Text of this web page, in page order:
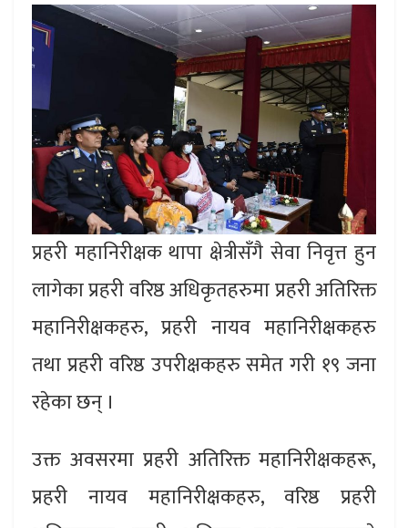
प्रहरी महानिरीक्षक थापा क्षेत्रीसँगै सेवा निवृत्त हुन
लागेका प्रहरी वरिष्ठ अधिकृतहरुमा प्रहरी अतिरिक्त
महानिरीक्षकहरु, प्रहरी नायव महानिरीक्षकहरु
तथा प्रहरी वरिष्ठ उपरीक्षकहरु समेत गरी १९ जना
रहेका छन् ।
उक्त अवसरमा प्रहरी अतिरिक्त महानिरीक्षकहरू,
प्रहरी नायव महानिरीक्षकहरु, वरिष्ठ प्रहरी